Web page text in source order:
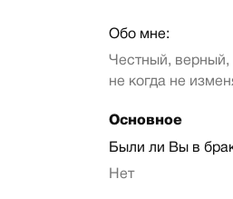
Обо мне:
Честный, верный,
не когда не
Основное
Были ли Вы в
Нет